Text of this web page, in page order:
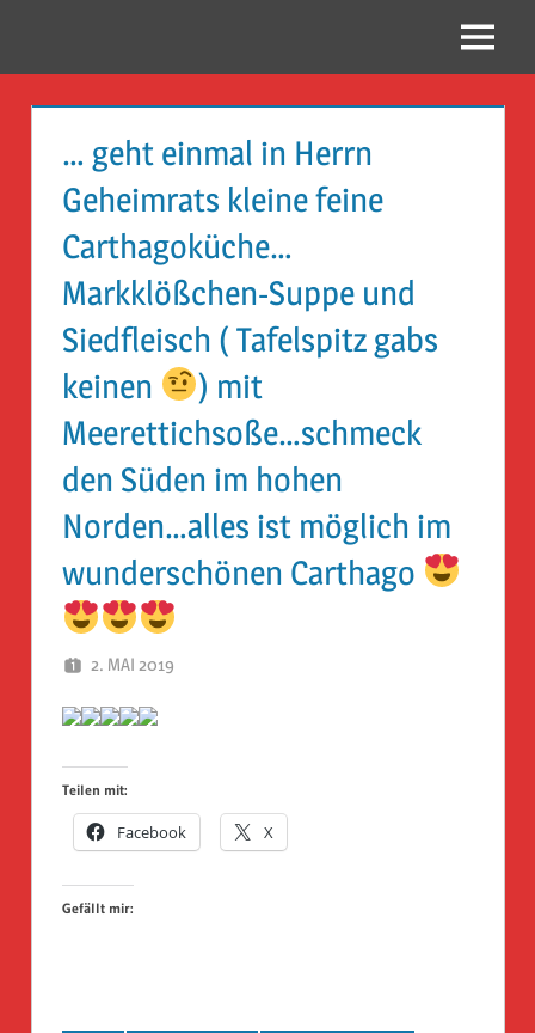
Guckloch
Herr
Geheimrat
auf
Reisen
Menü
… geht einmal in Herrn
Geheimrats kleine feine
Carthagoküche…
Markklößchen-Suppe und
Siedfleisch ( Tafelspitz gabs
keinen
) mit
Meerettichsoße…schmeck
den Süden im hohen
Norden…alles ist möglich im
wunderschönen Carthago
2. MAI 2019
Teilen mit:
Facebook X
Gefällt mir: